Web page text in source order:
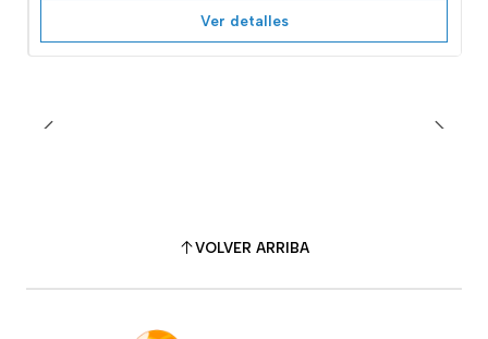
Ver detalles
VOLVER ARRIBA